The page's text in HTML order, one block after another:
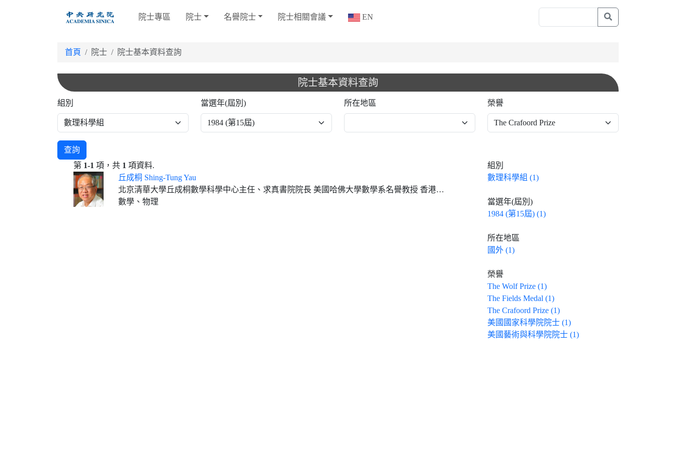
院士專區 院士 名譽院士 院士相關會議 EN
首頁 院士 院士基本資料查詢
院士基本資料查詢
組別 當選年(屆別) 所在地區 榮譽
查詢
第 1-1 項，共 1 項資料.
丘成桐 Shing-Tung Yau
北京清華大學丘成桐數學科學中心主任、求真書院院長 美國哈佛大學數學系名譽教授 香港中文大學數學科學研究所所長
數學、物理
組別
數理科學組 (1)
當選年(屆別)
1984 (第15屆) (1)
所在地區
國外 (1)
榮譽
The Wolf Prize (1)
The Fields Medal (1)
The Crafoord Prize (1)
美國國家科學院院士 (1)
美國藝術與科學院院士 (1)